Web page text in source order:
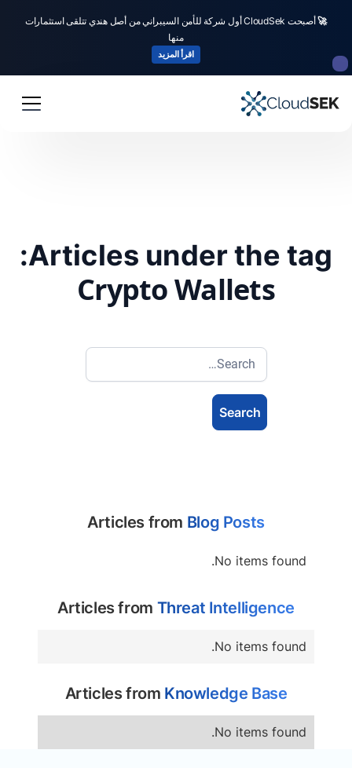
🚀
أصبحت CloudSek أول شركة للأمن السيبراني من أصل هندي تتلقى استثمارات
منها
اقرأ المزيد
Articles under the tag:
Crypto Wallets
Articles from Blog Posts
No items found.
Articles from Threat Intelligence
No items found.
Articles from Knowledge Base
No items found.